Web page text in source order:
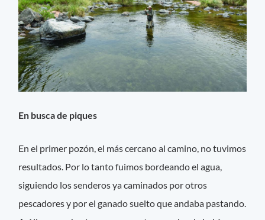
En busca de piques
En el primer pozón, el más cercano al camino, no tuvimos
resultados. Por lo tanto fuimos bordeando el agua,
siguiendo los senderos ya caminados por otros
pescadores y por el ganado suelto que andaba pastando.